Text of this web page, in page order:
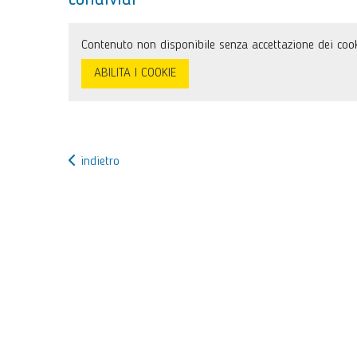
Contenuto non disponibile senza accettazione dei
ABILITA I COOKIE
indietro